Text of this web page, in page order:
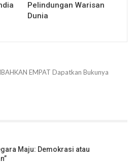
Pelindungan Warisan
Dunia
EMPAT Dapatkan Bukunya
Maju: Demokrasi atau